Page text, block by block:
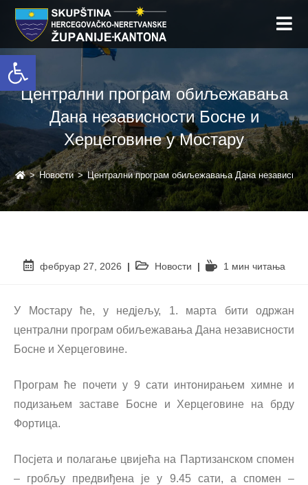
Open toolbar
Централни програм обиљежавања
Дана независности Босне и
Херцеговине у Мостару
> Новости > Централни програм обиљежавања Дана
фебруар 27, 2026 Новости 1 мин читањa
У Мостару ће, у нед‌јељу, 1. марта бити одржан
централни програм обиљежавања Дана независности
Босне и Херцеговине.
Програм ће почети у 9 сати интонирањем химне и
подизањем заставе Босне и Херцеговине на брду
Фортица.
Посјета и полагање цвијећа на Партизанском спомен
– гробљу предвиђена је у 9.45 сати, а спомен –